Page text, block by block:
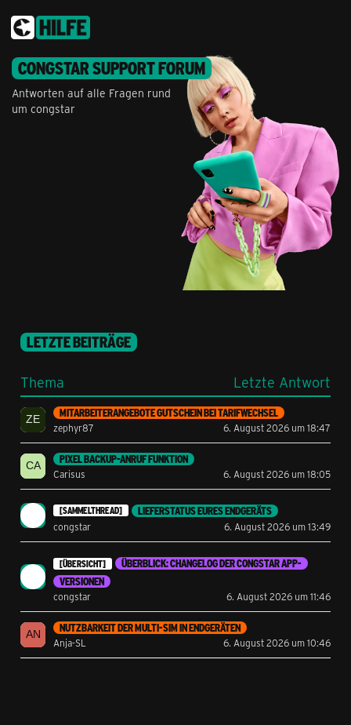
CONGSTAR SUPPORT FORUM
Antworten auf alle Fragen rund
um congstar
LETZTE BEITRÄGE
Thema Letzte Antwort
MITARBEITERANGEBOTE GUTSCHEIN BEI TARIFWECHSEL
zephyr87
6. August 2026 um 18:47
PIXEL BACKUP-ANRUF FUNKTION
Carisus
6. August 2026 um 18:05
[SAMMELTHREAD]
LIEFERSTATUS EURES ENDGERÄTS
congstar
6. August 2026 um 13:49
[ÜBERSICHT]
ÜBERBLICK: CHANGELOG DER CONGSTAR APP-
VERSIONEN
congstar
6. August 2026 um 11:46
NUTZBARKEIT DER MULTI-SIM IN ENDGERÄTEN
Anja-SL
6. August 2026 um 10:46